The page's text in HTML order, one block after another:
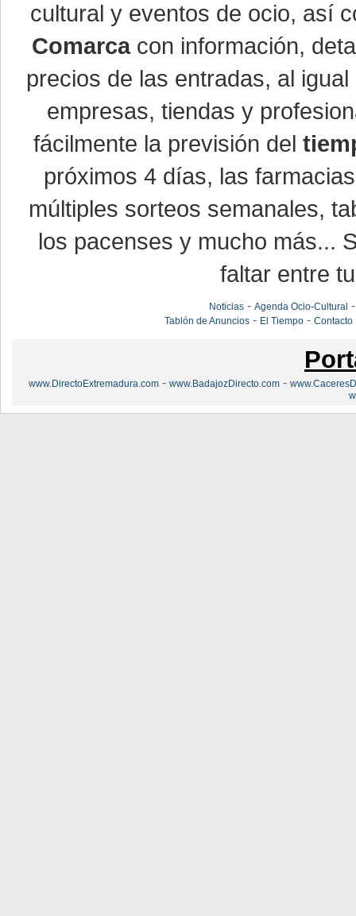
cultural y eventos de ocio, así
Comarcacon información,
precios de las entradas, al
empresas, tiendas y
fácilmente la previsión del
próximos 4 días, las
múltiples sorteos semanales,
los pacenses y mucho más...
faltar entre
Noticias -Agenda Ocio-Cultural
Tablón de Anuncios - El Tiempo -Contacto
www.DirectoExtremadura.com - www.BadajozDirecto.com -